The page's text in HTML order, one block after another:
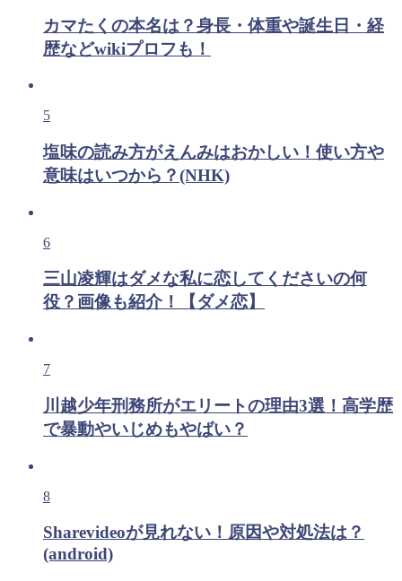
カマたくの本名は？身長・体重や誕生日・経
歴などwikiプロフも！
5
塩味の読み方がえんみはおかしい！使い方や
意味はいつから？(NHK)
6
三山凌輝はダメな私に恋してくださいの何
役？画像も紹介！【ダメ恋】
7
川越少年刑務所がエリートの理由3選！高学歴
で暴動やいじめもやばい？
8
Sharevideoが見れない！原因や対処法は？
(android)